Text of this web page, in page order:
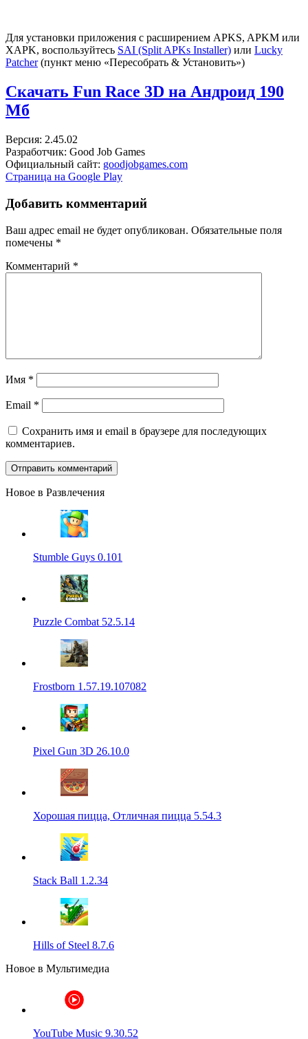
Для установки приложения с расширением APKS, APKM или
XAPK, воспользуйтесь SAI (Split APKs Installer) или Lucky
Patcher(пункт меню «Пересобрать & Установить»)
Скачать Fun Race 3D на Андроид 190
Мб
Версия: 2.45.02
Разработчик: Good Job Games
Официальный сайт: goodjobgames.com
Страница на Google Play
Добавить комментарий
Ваш адрес email не будет опубликован. Обязательные поля
помечены *
Комментарий *
Имя *
Email *
Сохранить имя и email в браузере для последующих
комментариев.
Новое в Развлечения
Stumble Guys 0.101
Puzzle Combat 52.5.14
Frostborn 1.57.19.107082
Pixel Gun 3D 26.10.0
Хорошая пицца, Отличная пицца 5.54.3
Stack Ball 1.2.34
Hills of Steel 8.7.6
Новое в Мультимедиа
YouTube Music 9.30.52